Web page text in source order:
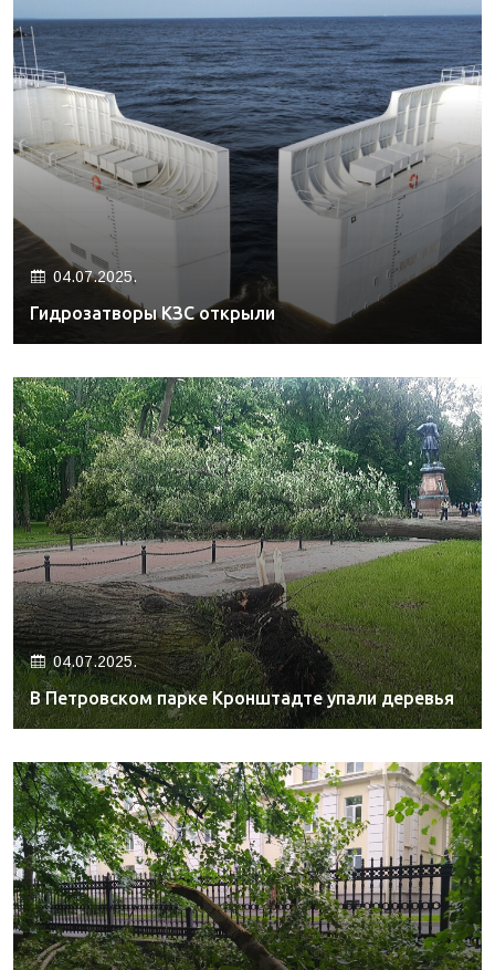
04.07.2025.
Гидрозатворы КЗС открыли
04.07.2025.
В Петровском парке Кронштадте упали деревья